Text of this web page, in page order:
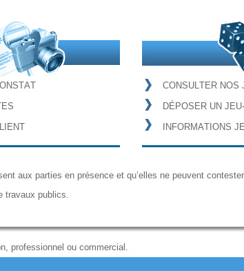
ONSTAT
ES
L E NT
CONSULTE R NOS
DÉ POS E R UN J EU-
N FORMAT ONS J E
aux parties en présence et qu’elles ne peuvent
travaux publics.
professionnel ou commercial.